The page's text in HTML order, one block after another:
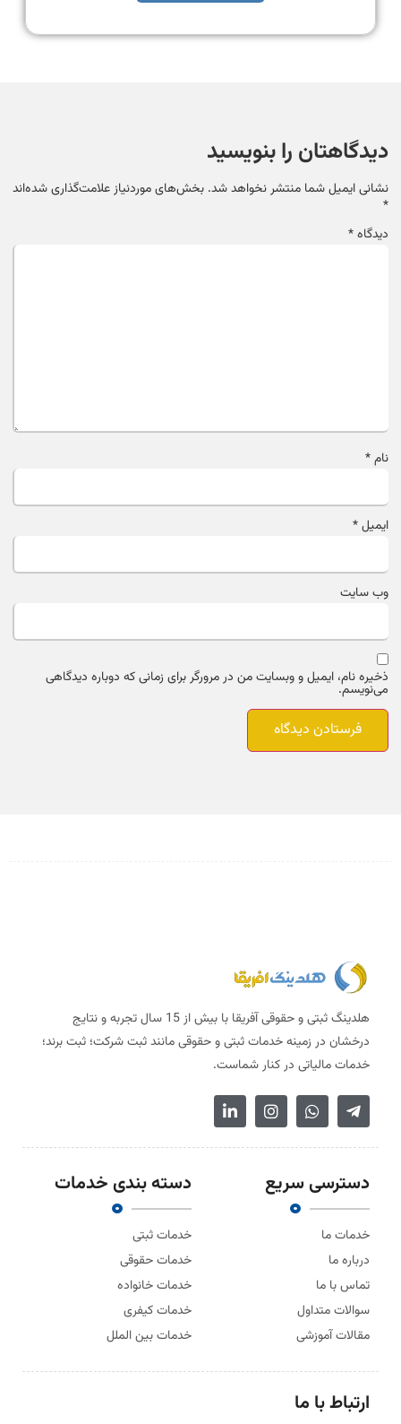
دیدگاهتان را بنویسید
نشانی ایمیل شما منتشر نخواهد شد. بخش‌های موردنیاز علامت‌گذاری شده‌اند
*
دیدگاه*
نام*
ایمیل*
وب‌ سایت
ذخیره نام، ایمیل و وبسایت من در مرورگر برای زمانی که دوباره دیدگاهی
می‌نویسم.
هلدینگ ثبتی و حقوقی آفریقا با بیش از 15 سال تجربه و نتایج
درخشان در زمینه خدمات ثبتی و حقوقی مانند ثبت شرکت؛ ثبت برند؛
خدمات مالیاتی در کنار شماست.
دسترسی سریع
خدمات ما
درباره ما
تماس با ما
سوالات متداول
مقالات آموزشی
دسته بندی خدمات
خدمات ثبتی
خدمات حقوقی
خدمات خانواده
خدمات کیفری
خدمات بین الملل
ارتباط با ما